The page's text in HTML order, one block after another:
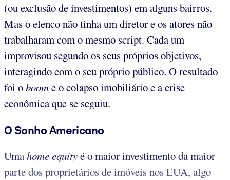
(ou exclusão de investimentos) em alguns bairros.
Mas o elenco não tinha um diretor e os atores não
trabalharam com o mesmo script. Cada um
improvisou segundo os seus próprios objetivos,
interagindo com o seu próprio público. O resultado
foi oboome o colapso imobiliário e a crise
econômica que se seguiu.
O Sonho Americano
Umahome equityé o maior investimento da maior
parte dos proprietários de imóveis nos EUA, algo